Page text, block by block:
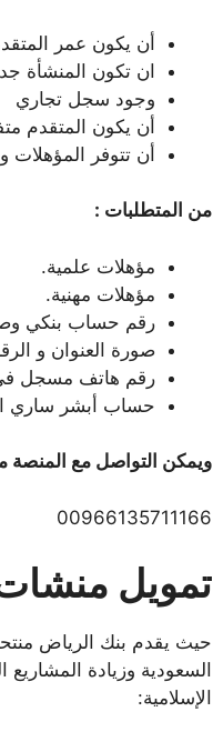
أن يكون عمر المتقدم بين 21 عاما
ان تكون المنشأة
وجود سجل تجاري
أن يكون المتقدم
أن تتوفر المؤهلات
من المتطلبات :
مؤهلات علمية.
مؤهلات مهنية.
رقم حساب بنكي
صورة العنوان و
رقم هاتف مسجل
حساب أبشر ساري
ويمكن التواصل مع المنصة
00966135711166
تمويل
حيث يقدم بنك الرياض
السعودية وزيادة
الإسلامية: